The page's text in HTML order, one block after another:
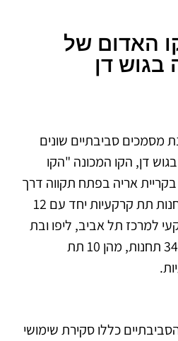
האדום של
דן
מסמכים סביבתיים שונים
דן, הקו המכונה "הקו
אריה בפתח תקווה דרך
כ-12 ק"מ של מנהור ותחנות תת קרקעיות יחד עם 12
למרכז תל אביב, ליפו ובת
ים. בסך הכול הקו כולל 34 תחנות, מהן 10 תת
כללו סקירת שימושי